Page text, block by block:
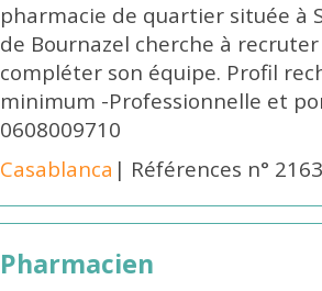
pharmacie de quartier située à
de Bournazel cherche à
compléter son équipe. Profil
minimum -Professionnelle et
0608009710
Casablanca | Références n°
Pharmacien